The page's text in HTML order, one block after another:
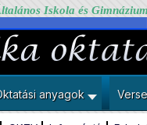
Iskola és Gimnázium
anyagok